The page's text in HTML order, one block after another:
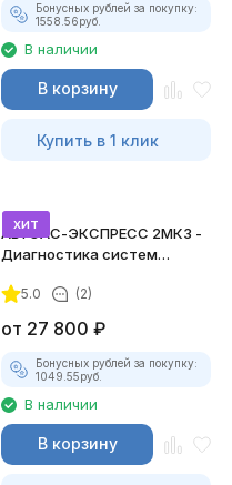
Бонусных рублей за покупку:
1558.56руб.
В наличии
В корзину
Купить в 1 клик
хит
АВТОАС-ЭКСПРЕСС 2МК3 -
Диагностика систем
5.0 (2)
от 27 800 ₽
Бонусных рублей за покупку:
1049.55руб.
В наличии
В корзину